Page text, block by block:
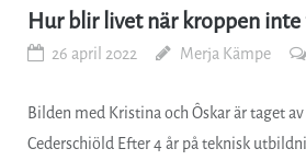
Hur blir livet när kroppen inte
26 april 2022 Merja Kämpe
Bilden med Kristina och Ôskar är taget
Cederschiöld Efter 4 år på teknisk